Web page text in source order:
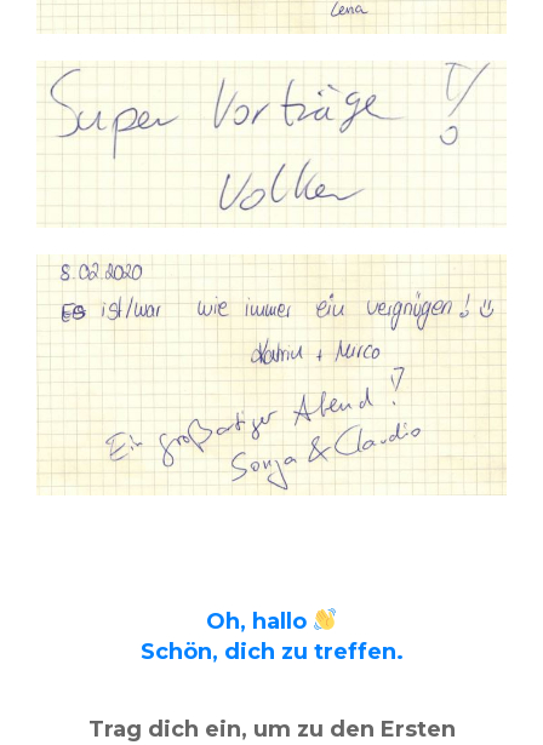
Oh, hallo
Schön, dich zu treffen.
Trag dich ein, um zu den Ersten